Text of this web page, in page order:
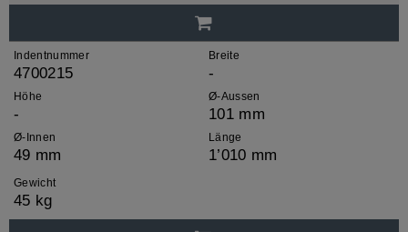
Indentnummer
4700215
Breite
-
Höhe
-
Ø-Aussen
101 mm
Ø-Innen
49 mm
Länge
1’010 mm
Gewicht
45 kg